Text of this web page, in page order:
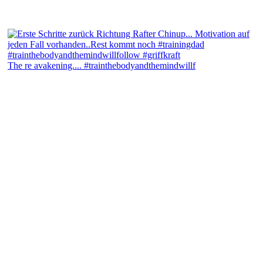
The re avakening.... #trainthebodyandthemindwillf